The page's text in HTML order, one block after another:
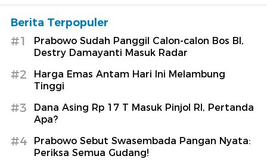
Berita Terpopuler
#1
Prabowo Sudah Panggil Calon-calon Bos BI,
Destry Damayanti Masuk Radar
#2
Harga Emas Antam Hari Ini Melambung
Tinggi
#3
Dana Asing Rp 17 T Masuk Pinjol RI, Pertanda
Apa?
#4
Prabowo Sebut Swasembada Pangan Nyata:
Periksa Semua Gudang!